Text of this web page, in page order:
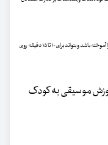
برای یادگیری موسیقی، کودک شما باید دست ‌کم شمارش اعداد تا ۱۰ و الفبا را آموخته باشد و بتواند برای ۱۰ تا ۱۵ دقیقه روی
موسیقی به کودک